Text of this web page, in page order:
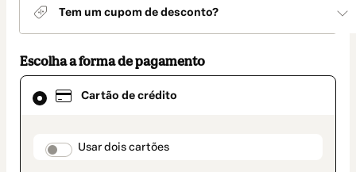
Tem um cupom de desconto?
Escolha a forma de pagamento
Cartão de crédito
payment_data.section_title_v2
Usar dois cartões
Cartão
de
como
método